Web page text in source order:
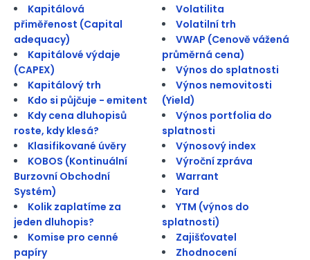
Kapitálová
přiměřenost (Capital
adequacy)
Kapitálové výdaje
(CAPEX)
Kapitálový trh
Kdo si půjčuje - emitent
Kdy cena dluhopisů
roste, kdy klesá?
Klasifikované úvěry
KOBOS (Kontinuální
Burzovní Obchodní
Systém)
Kolik zaplatíme za
jeden dluhopis?
Komise pro cenné
papíry
Volatilita
Volatilní trh
VWAP (Cenově vážená
průměrná cena)
Výnos do splatnosti
Výnos nemovitosti
(Yield)
Výnos portfolia do
splatnosti
Výnosový index
Výroční zpráva
Warrant
Yard
YTM (výnos do
splatnosti)
Zajišťovatel
Zhodnocení